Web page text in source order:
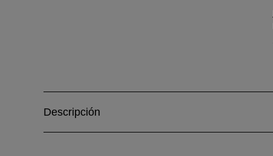
Descripción